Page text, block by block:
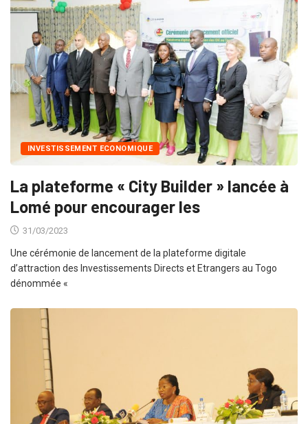
INVESTISSEMENT ECONOMIQUE
La plateforme « City Builder » lancée à
Lomé pour encourager les
31/03/2023
Une cérémonie de lancement de la plateforme digitale
d’attraction des Investissements Directs et Etrangers au Togo
dénommée «